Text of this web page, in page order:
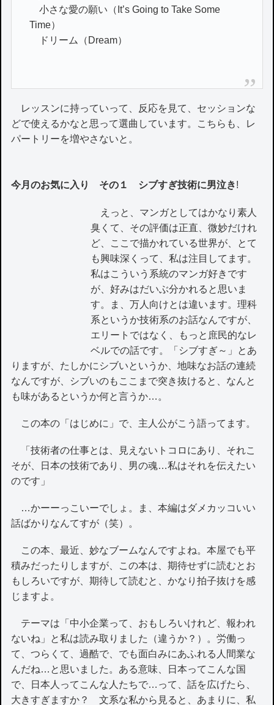
小さな愛の願い（It’s Going to Take Some
Time）
ドリーム（Dream）
レッスンに持っていって、反応を見て、セッションな
どで使えるかなと思って選曲しています。こちらも、レ
パートリーを増やさないと。
今月のお気に入り その１ シブすぎ技術に男泣き!
えっと、マンガとしてはかなり素人
臭くて、その評価は正直、微妙だけれ
ど、ここで描かれている世界が、とて
も興味深くって、私は注目してます。
私はこういう系統のマンガ好きです
が、好みはだいぶ分かれると思いま
す。ま、万人向けとは違います。理科
系というか技術系のお話なんですが、
エリートではなく、もっと庶民的なレ
ベルでの話です。「シブすぎ～」とあ
りますが、たしかにシブいというか、地味なお話の連続
なんですが、シブいのもここまで突き抜けると、なんと
も味があるというか何と言うか…。
この本の「はじめに」で、主人公がこう語ってます。
「技術者の仕事とは、見えないトコロにあり、それこ
そが、日本の技術であり、男の魂…私はそれを伝えたい
のです」
…かーーっこいーでしょ。ま、本編はダメカッコいい
話ばかりなんてすが（笑）。
この本、最近、妙なブームなんですよね。本屋でも平
積みだったりしますが、この本は、期待せずに読むとお
もしろいですが、期待して読むと、かなり拍子抜けを感
じますよ。
テーマは「中小企業って、おもしろいけれど、報われ
ないね」と私は読み取りました（違うか？）。労働っ
て、つらくて、過酷で、でも面白みにあふれる人間業な
んだね…と思いました。ある意味、日本ってこんな国
で、日本人ってこんな人たちで…って、話を広げたら、
大きすぎますか？ 文系な私から見ると、あまりに、私